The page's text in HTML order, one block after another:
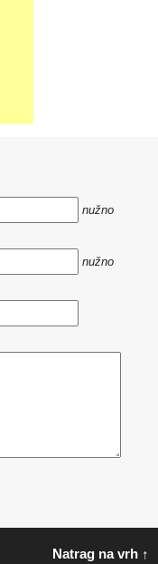
nužno
nužno
Natrag na vrh ↑